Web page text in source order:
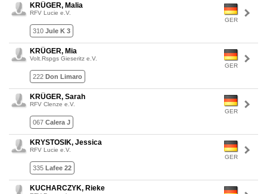
GER
KRÜGER, Malia
RFV Lucie e.V.
310 Jule K 3
GER
KRÜGER, Mia
Volt.Rspgs Gieseritz e.V.
222 Don Limaro
GER
KRÜGER, Sarah
RFV Clenze e.V.
067 Calera J
GER
KRYSTOSIK, Jessica
RFV Lucie e.V.
335 Lafee 22
KUCHARCZYK, Rieke